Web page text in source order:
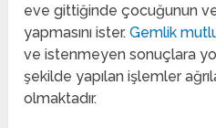
eve gittiğinde çocuğunun
yapmasını ister.Gemlik
ve istenmeyen sonuçlara
şekilde yapılan işlemler
olmaktadır.